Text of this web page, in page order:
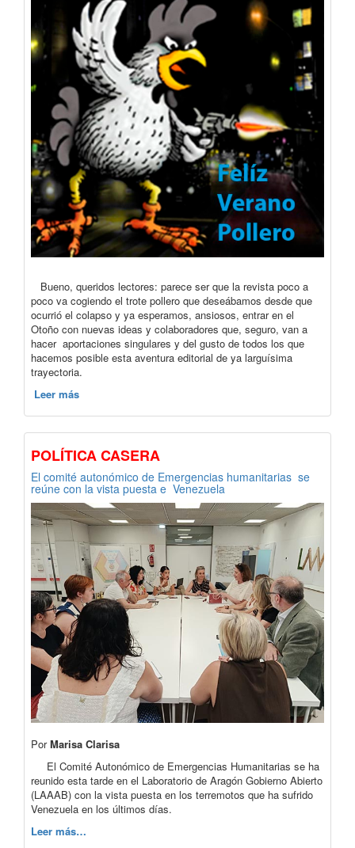
Bueno, queridos lectores: parece ser que la revista poco a
poco va cogiendo el trote pollero que deseábamos desde que
ocurrió el colapso y ya esperamos, ansiosos, entrar en el
Otoño con nuevas ideas y colaboradores que, seguro, van a
hacer aportaciones singulares y del gusto de todos los que
hacemos posible esta aventura editorial de ya larguísima
trayectoria.
Leer más
POLÍTICA CASERA
El comité autonómico de Emergencias humanitarias se
reúne con la vista puesta e Venezuela
PorMarisa Clarisa
El Comité Autonómico de Emergencias Humanitarias se ha
reunido esta tarde en el Laboratorio de Aragón Gobierno Abierto
(LAAAB) con la vista puesta en los terremotos que ha sufrido
Venezuela en los últimos días.
Leer más…